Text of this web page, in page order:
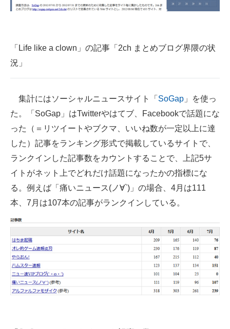
モノづくり技術者専門サイト
電子設計の基本と応用
ちょっと気になるネットの話題
「Life like a clown」の記事「2ch まとめブログ界隈の状
況」
集計にはソーシャルニュースサイト「 SoGap 」を使っ
た。「SoGap」はTwitterやはてブ、Facebookで話題にな
った（＝リツイートやブクマ、いいね数が一定以上に達
した）記事をランキング形式で掲載しているサイトで、
ランクインした記事数をカウントすることで、上記5サ
イトがネット上でどれだけ話題になったかの指標にな
る。例えば「痛いニュース(ノ∀`)」の場合、4月は111
本、7月は107本の記事がランクインしている。